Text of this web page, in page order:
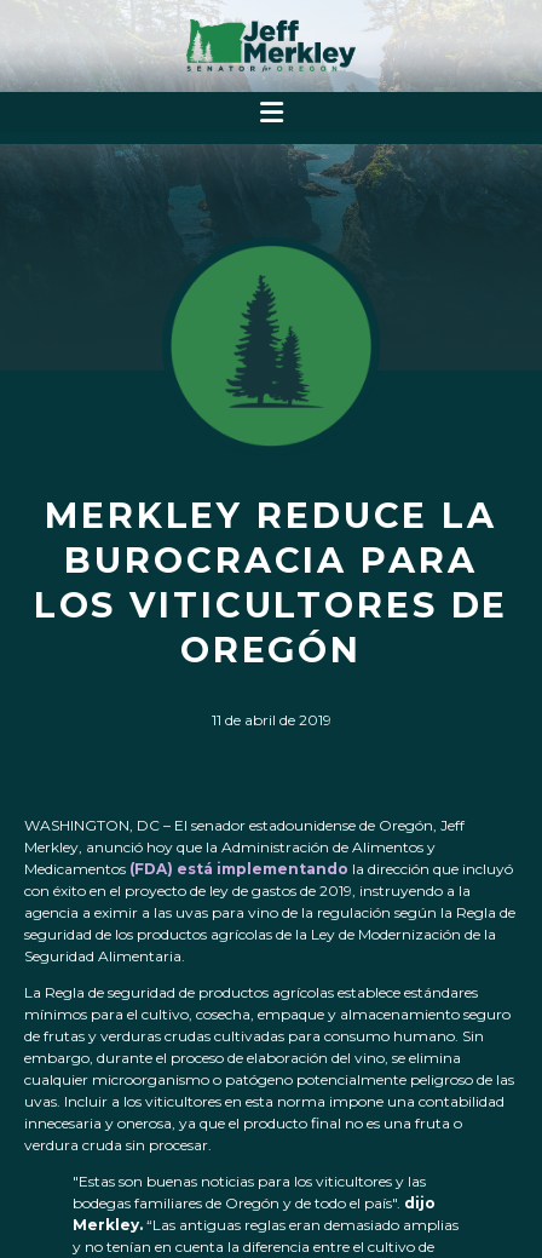
MERKLEY REDUCE LA
BUROCRACIA PARA
LOS VITICULTORES DE
OREGÓN
11 de abril de 2019
WASHINGTON, DC – El senador estadounidense de Oregón, Jeff
Merkley, anunció hoy que la Administración de Alimentos y
Medicamentos (FDA) está implementando la dirección que incluyó
con éxito en el proyecto de ley de gastos de 2019, instruyendo a la
agencia a eximir a las uvas para vino de la regulación según la Regla de
seguridad de los productos agrícolas de la Ley de Modernización de la
Seguridad Alimentaria.
La Regla de seguridad de productos agrícolas establece estándares
mínimos para el cultivo, cosecha, empaque y almacenamiento seguro
de frutas y verduras crudas cultivadas para consumo humano. Sin
embargo, durante el proceso de elaboración del vino, se elimina
cualquier microorganismo o patógeno potencialmente peligroso de las
uvas. Incluir a los viticultores en esta norma impone una contabilidad
innecesaria y onerosa, ya que el producto final no es una fruta o
verdura cruda sin procesar.
"Estas son buenas noticias para los viticultores y las
bodegas familiares de Oregón y de todo el país". dijo
Merkley. “Las antiguas reglas eran demasiado amplias
y no tenían en cuenta la diferencia entre el cultivo de